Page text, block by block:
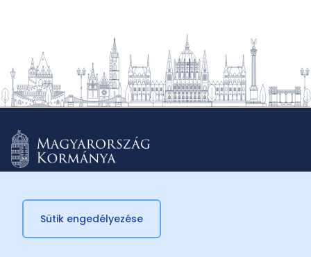
Sütik engedélyezése